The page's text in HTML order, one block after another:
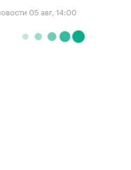
05 авг, 14:00